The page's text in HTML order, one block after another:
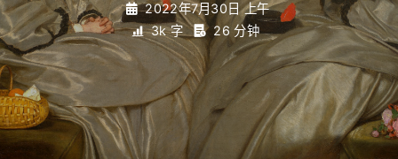
2022年7月30日 上午
3k 字
26 分钟